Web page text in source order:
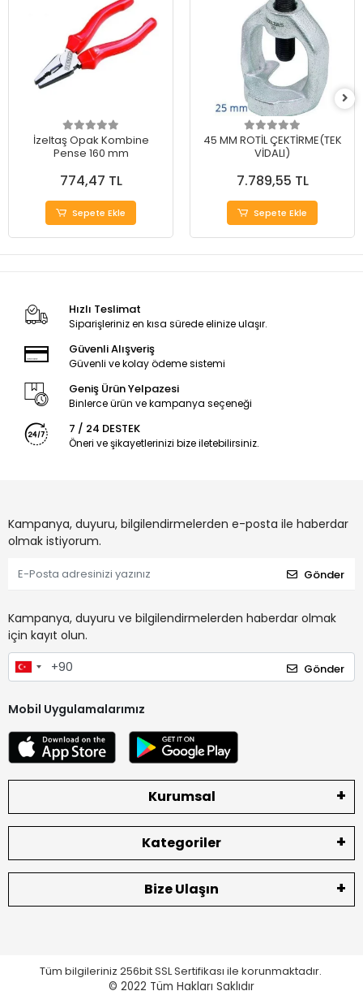
İzeltaş Opak Kombine
Pense 160 mm
774,47 TL
Sepete Ekle
45 MM ROTİL ÇEKTİRME(TEK
VİDALI)
7.789,55 TL
Sepete Ekle
Hızlı Teslimat
Siparişleriniz en kısa sürede elinize ulaşır.
Güvenli Alışveriş
Güvenli ve kolay ödeme sistemi
Geniş Ürün Yelpazesi
Binlerce ürün ve kampanya seçeneği
7 / 24 DESTEK
Öneri ve şikayetlerinizi bize iletebilirsiniz.
Kampanya, duyuru, bilgilendirmelerden e-posta ile haberdar
olmak istiyorum.
Gönder
Kampanya, duyuru ve bilgilendirmelerden haberdar olmak
için kayıt olun.
Gönder
Mobil Uygulamalarımız
Kurumsal
Kategoriler
Bize Ulaşın
Tüm bilgileriniz 256bit SSL Sertifikası ile korunmaktadır.
© 2022 Tüm Hakları Saklıdır